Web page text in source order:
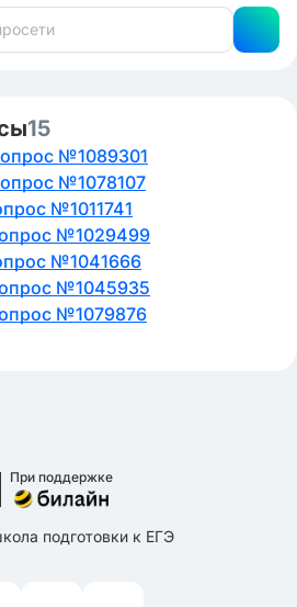
15
№1089301
№1078107
№1011741
№1029499
№1041666
№1045935
№1079876
При поддержке
подготовки к ЕГЭ